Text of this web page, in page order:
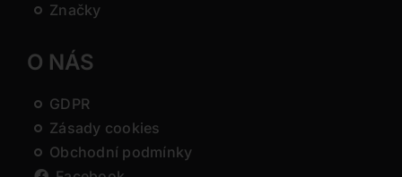
Značky
O NÁS
GDPR
Zásady cookies
Obchodní podmínky